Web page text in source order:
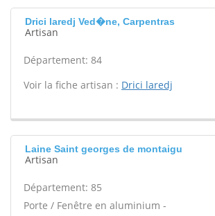
Drici laredj Ved�ne, Carpentras
Artisan
Département: 84
Voir la fiche artisan : Drici laredj
Laine Saint georges de montaigu
Artisan
Département: 85
Porte / Fenêtre en aluminium -